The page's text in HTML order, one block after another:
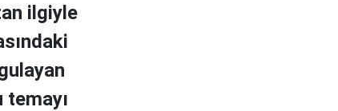
ilgiyle